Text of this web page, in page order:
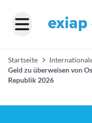
Startseite
Geld zu überweisen von
Republik 2026